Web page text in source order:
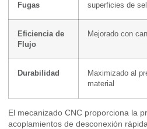
Fugas
superficies de
Eficiencia de
Flujo
Mejorado con
Durabilidad
Maximizado al
material
El mecanizado CNC proporciona la
acoplamientos de desconexión